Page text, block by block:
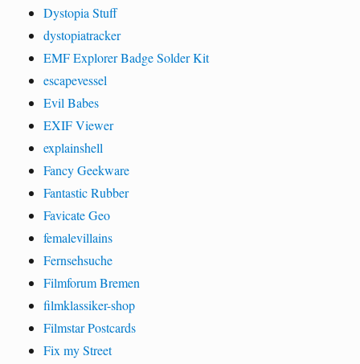
Dystopia Stuff
dystopiatracker
EMF Explorer Badge Solder Kit
escapevessel
Evil Babes
EXIF Viewer
explainshell
Fancy Geekware
Fantastic Rubber
Favicate Geo
femalevillains
Fernsehsuche
Filmforum Bremen
filmklassiker-shop
Filmstar Postcards
Fix my Street